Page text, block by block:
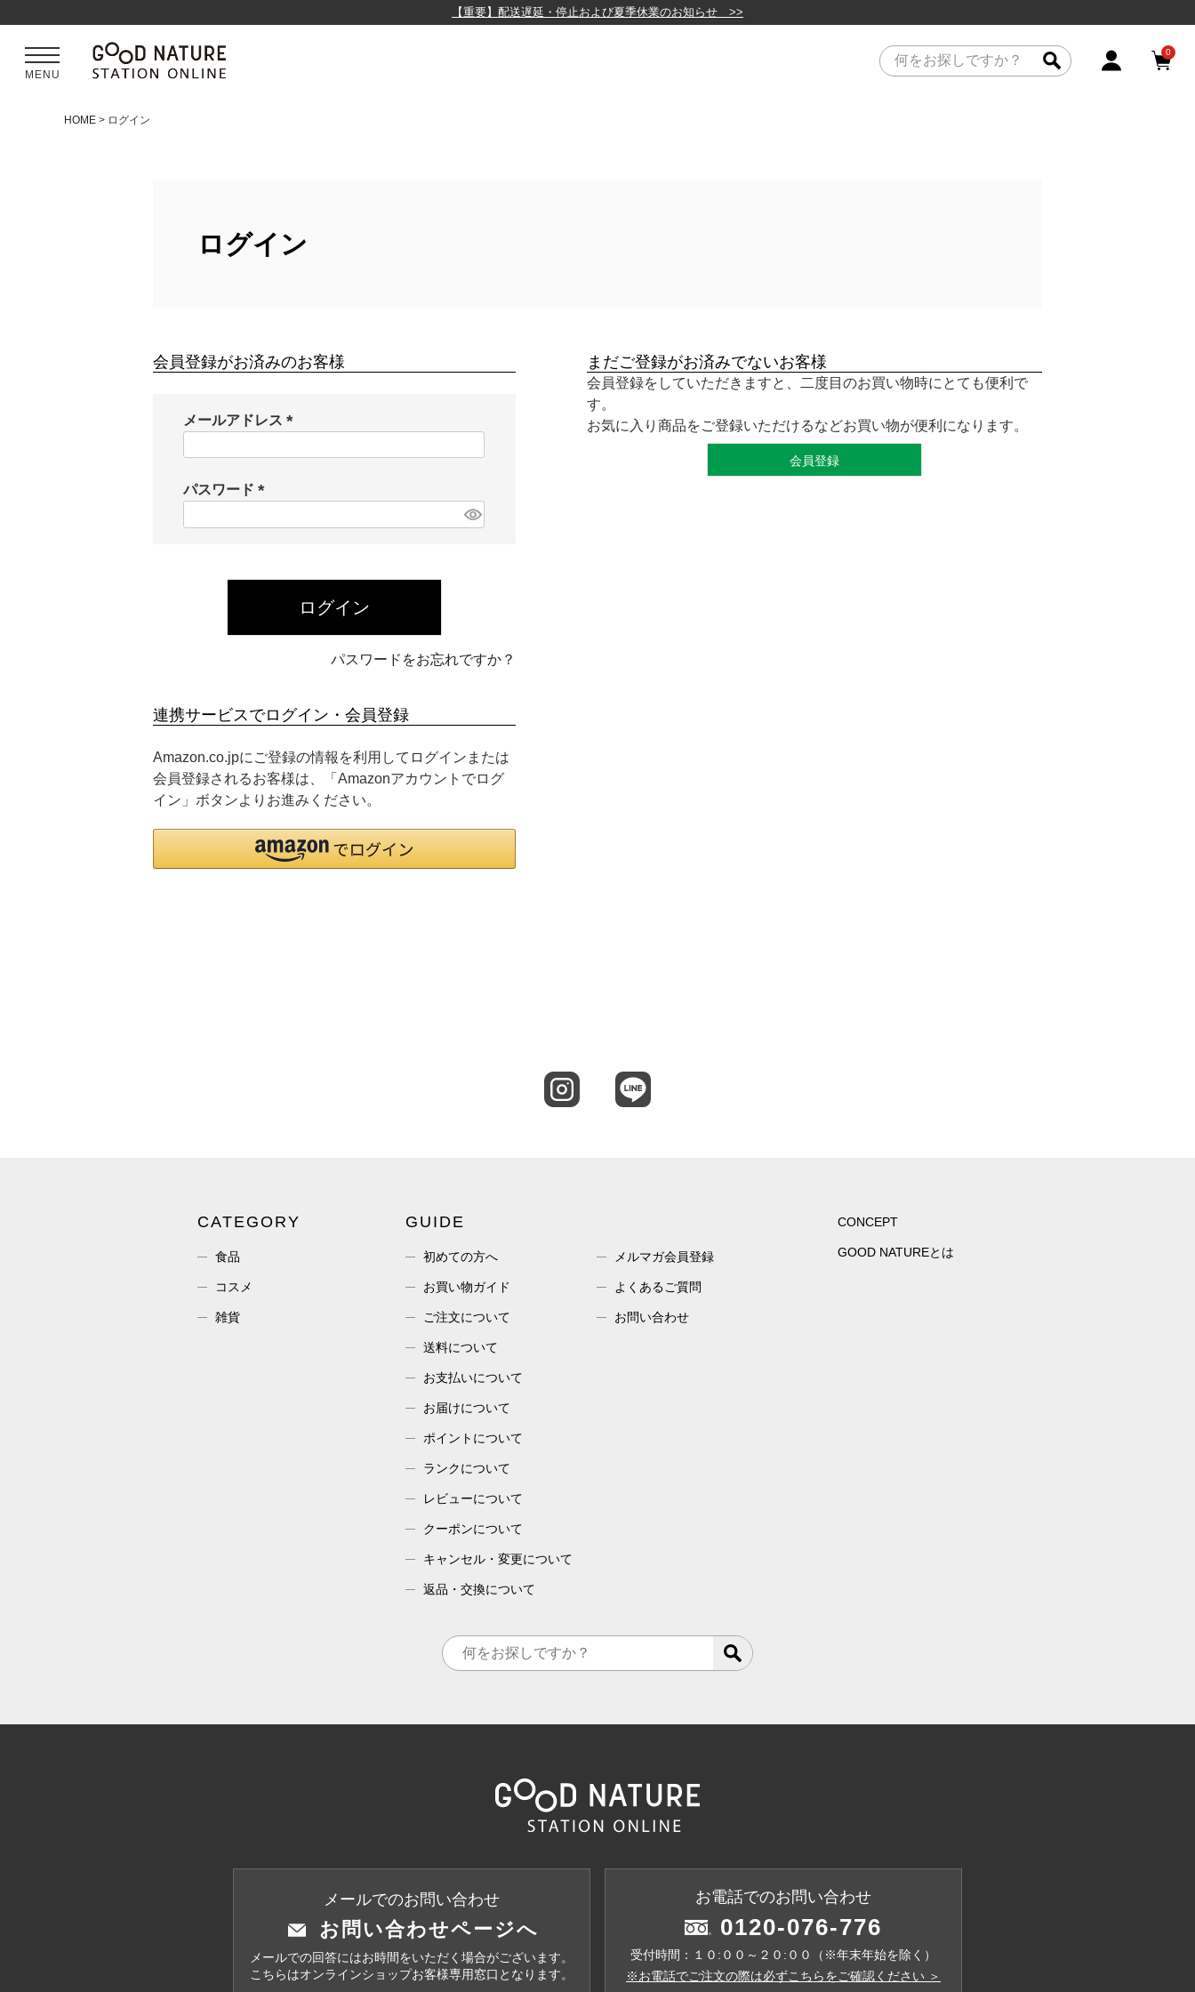
【重要】配送遅延・停止および夏季休業のお知らせ >>
MENU
0
HOME ログイン
ログイン
会員登録がお済みのお客様
メールアドレス
)
パスワード
必
)
ログイン
パスワードをお忘れですか？
連携サービスでログイン・会員登録
Amazon.co.jpにご登録の情報を利用してログインまたは
会員登録されるお客様は、「Amazonアカウントでログ
イン」ボタンよりお進みください。
まだご登録がお済みでないお客様
会員登録をしていただきますと、二度目のお買い物時にとても便利で
す。
お気に入り商品をご登録いただけるなどお買い物が便利になります。
会員登録
CATEGORY
食品
コスメ
雑貨
GUIDE
初めての方へ
お買い物ガイド
ご注文について
送料について
お支払いについて
お届けについて
ポイントについて
ランクについて
レビューについて
クーポンについて
キャンセル・変更について
返品・交換について
メルマガ会員登録
よくあるご質問
お問い合わせ
CONCEPT
GOOD NATUREとは
メールでのお問い合わせ
お問い合わせページへ
メールでの回答にはお時間をいただく場合がございます。
こちらはオンラインショップお客様専用窓口となります。
お電話でのお問い合わせ
0120-076-776
受付時間：１０:００～２０:００（※年末年始を除く）
※お電話でご注文の際は必ずこちらをご確認ください ＞